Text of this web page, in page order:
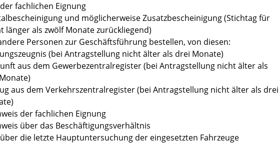
fachlichen Eignung
und möglicherweise Zusatzbescheinigung (Stichtag für
länger als zwölf Monate zurückliegend)
Personen zur Geschäftsführung bestellen, von diesen:
(bei Antragstellung nicht älter als drei Monate)
aus dem Gewerbezentralregister (bei Antragstellung nicht älter als
aus dem Verkehrszentralregister (bei Antragstellung nicht älter als drei
der fachlichen Eignung
über das Beschäftigungsverhältnis
die letzte Hauptuntersuchung der eingesetzten Fahrzeuge